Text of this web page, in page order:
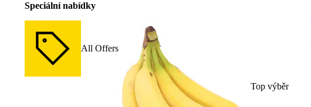
Speciální nabídky
All Offers
Top výběr